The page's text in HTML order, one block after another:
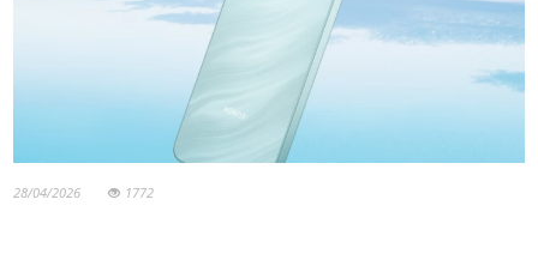
28/04/2026 1772